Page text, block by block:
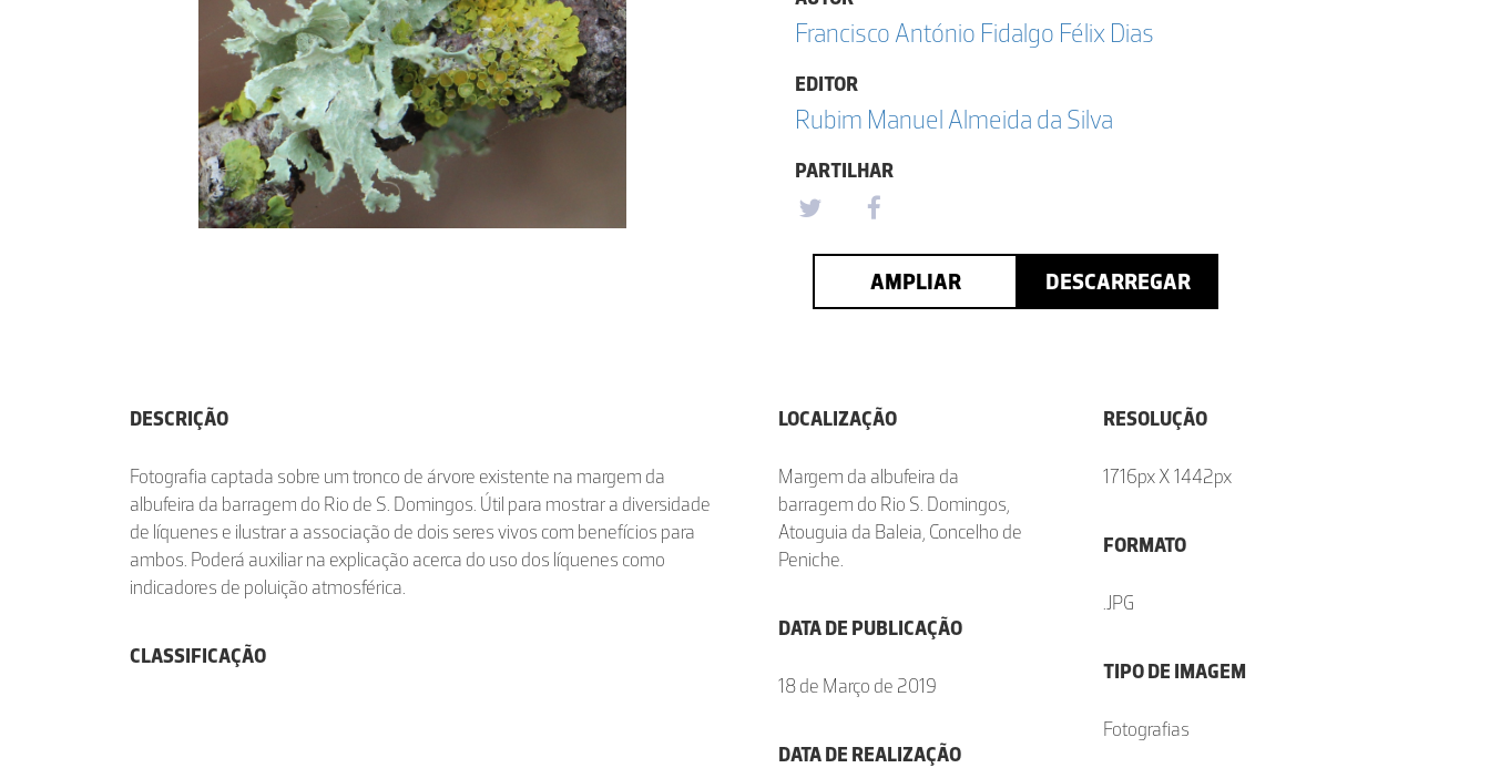
Francisco António Fidalgo Félix Dias
EDITOR
Rubim Manuel Almeida da Silva
PARTILHAR
AMPLIAR DESCARREGAR
DESCRIÇÃO
Fotografia captada sobre um tronco de árvore existente na margem da
albufeira da barragem do Rio de S. Domingos. Útil para mostrar a diversidade
de líquenes e ilustrar a associação de dois seres vivos com benefícios para
ambos. Poderá auxiliar na explicação acerca do uso dos líquenes como
indicadores de poluição atmosférica.
CLASSIFICAÇÃO
LOCALIZAÇÃO
Margem da albufeira da
barragem do Rio S. Domingos,
Atouguia da Baleia, Concelho de
Peniche.
DATA DE PUBLICAÇÃO
18 de Março de 2019
DATA DE REALIZAÇÃO
RESOLUÇÃO
1716px X 1442px
FORMATO
.JPG
TIPO DE IMAGEM
Fotografias